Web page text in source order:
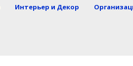
Интерьер и Декор